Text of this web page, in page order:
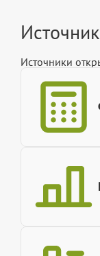
Источники